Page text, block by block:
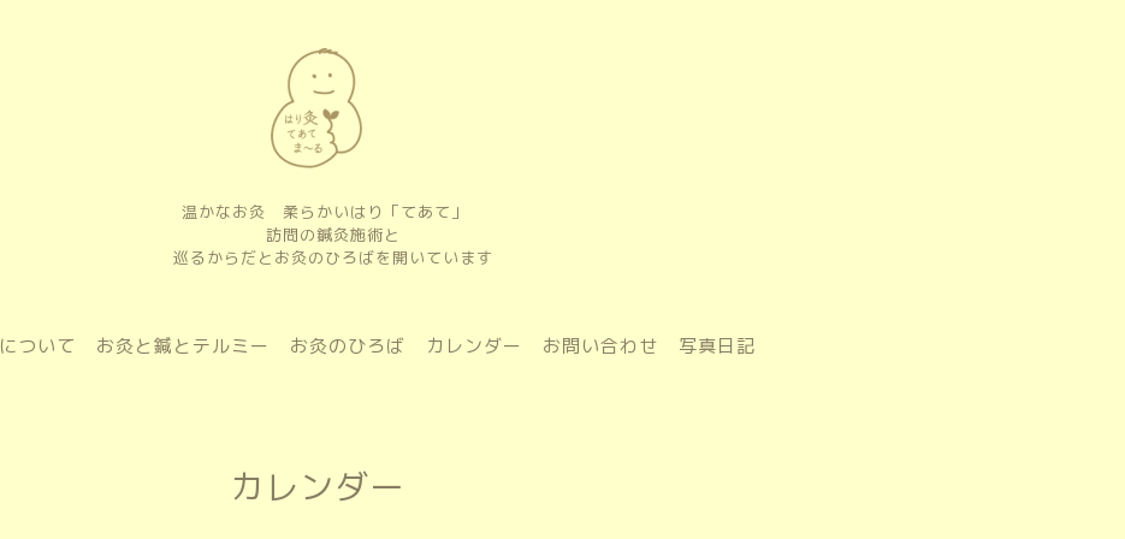
温かなお灸 柔らかいはり「てあて」
訪問の鍼灸施術と
巡るからだとお灸のひろばを開いています
ついて お灸と鍼とテルミー お灸のひろば カレンダー お問い合わせ 写真日記
カレンダー